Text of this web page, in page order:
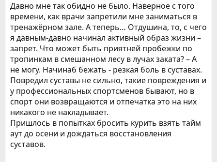
Давно мне так обидно не было. Наверное с того
времени, как врачи запретили мне заниматься в
тренажёрном зале. А теперь… Отдушина, то, с чего
я давным-давно начинал активный образ жизни –
запрет. Что может быть приятней пробежки по
тропинкам в смешанном лесу в лучах заката? – А
не могу. Начинаб бежать - резкая боль в суставах.
Повредил суставы не сильно, такие повреждения и
у профессиональных спортсменов бывают, но в
спорт они возвращаются и отпечатка это на них
никакого не накладывает.
Пришлось в попытках бросить курить взять тайм
аут до осени и дождаться восстановления
суставов.